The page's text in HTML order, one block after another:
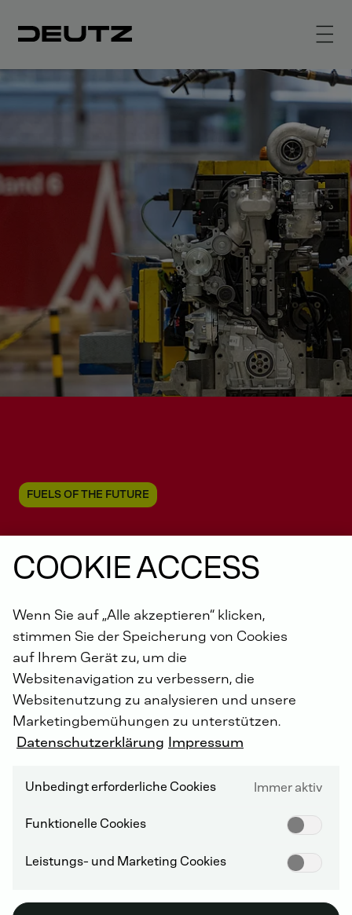
FUELS OF THE FUTURE
Wasserstoff -Eine
saubere Energiequelle
Wasserstoffisteinnatürlich
einentscheidender
der
Zukunft.
COOKIE ACCESS
Wenn Sie auf „Alle akzeptieren“ klicken,
stimmen Sie der Speicherung von Cookies
auf Ihrem Gerät zu, um die
Websitenavigation zu verbessern, die
Websitenutzung zu analysieren und unsere
Marketingbemühungen zu unterstützen.
Datenschutzerklärung Impressum
Unbedingt erforderliche Cookies Immer aktiv
Funktionelle Cookies
Leistungs- und Marketing Cookies